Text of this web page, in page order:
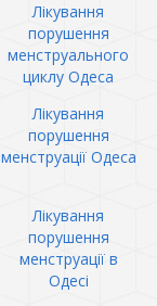
Лікування
порушення
менструального
циклу Одеса
Лікування
порушення
менструації Одеса
Лікування
порушення
менструації в
Одесі